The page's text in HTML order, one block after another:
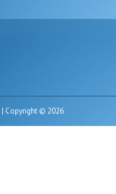
| Copyright © 2026